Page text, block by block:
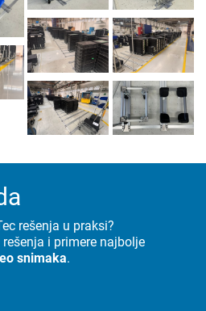
rešenja u praksi?
i primere najbolje
snimaka.